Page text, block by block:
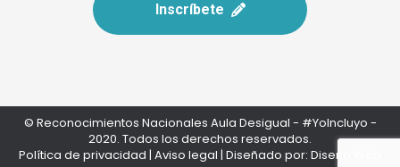
Inscríbete
© Reconocimientos Nacionales Aula Desigual - #YoIncluyo -
2020. Todos los derechos reservados.
Política de privacidad | Aviso legal | Diseñado por: Diseño Web